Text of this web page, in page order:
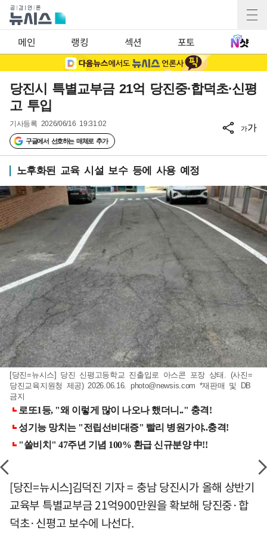
메인 랭킹 섹션 포토
당진시 특별교부금 21억 당진중·합덕초·신평
고 투입
기사등록 2026/06/16 19:31:02
구글에서 선호하는 매체로 추가
가가
노후화된 교육 시설 보수 등에 사용 예정
[당진=뉴시스] 당진 신평고등학교 진출입로 아스콘 포장 상태. (사진=
당진교육지원청 제공) 2026.06.16. photo@newsis.com *재판매 및 DB
금지
[당진=뉴시스]김덕진 기자 = 충남 당진시가 올해 상반기
교육부 특별교부금 21억900만원을 확보해 당진중·합
덕초·신평고 보수에 나선다.